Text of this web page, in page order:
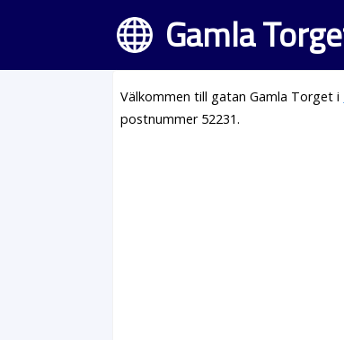
Gamla
Välkommen till gatan Gamla Torget i
postnummer 52231.